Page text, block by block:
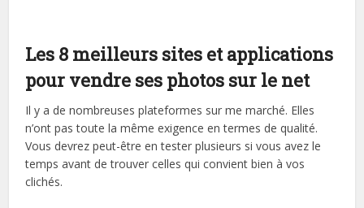
Les 8 meilleurs sites et applications
pour vendre ses photos sur le net
Il y a de nombreuses plateformes sur me marché. Elles
n’ont pas toute la même exigence en termes de qualité.
Vous devrez peut-être en tester plusieurs si vous avez le
temps avant de trouver celles qui convient bien à vos
clichés.